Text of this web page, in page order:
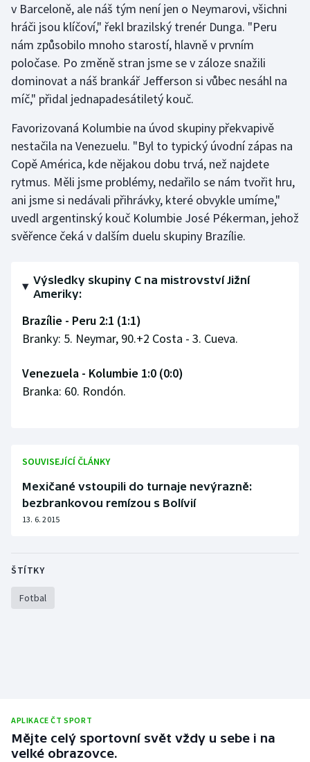
Judo
Krasobruslení
Lezení
Moderní pětiboj
Motorsport
Olympijské hry
Plavání
Plážový volejbal
Ragby
Rychlobruslení
Sportovní střelba
Stolní tenis
v Barceloně, ale náš tým není jen o Neymarovi, všichni
hráči jsou klíčoví," řekl brazilský trenér Dunga. "Peru
nám způsobilo mnoho starostí, hlavně v prvním
poločase. Po změně stran jsme se v záloze snažili
dominovat a náš brankář Jefferson si vůbec nesáhl na
míč," přidal jednapadesátiletý kouč.
Favorizovaná Kolumbie na úvod skupiny překvapivě
nestačila na Venezuelu. "Byl to typický úvodní zápas na
Copě América, kde nějakou dobu trvá, než najdete
rytmus. Měli jsme problémy, nedařilo se nám tvořit hru,
ani jsme si nedávali přihrávky, které obvykle umíme,"
uvedl argentinský kouč Kolumbie José Pékerman, jehož
svěřence čeká v dalším duelu skupiny Brazílie.
Výsledky skupiny C na mistrovství Jižní
Ameriky:
Brazílie - Peru 2:1 (1:1)
Branky: 5. Neymar, 90.+2 Costa - 3. Cueva.
Venezuela - Kolumbie 1:0 (0:0)
Branka: 60. Rondón.
SOUVISEJÍCÍ ČLÁNKY
Mexičané vstoupili do turnaje nevýrazně:
bezbrankovou remízou s Bolívií
13. 6. 2015
ŠTÍTKY
Fotbal
APLIKACE ČT SPORT
Mějte celý sportovní svět vždy u sebe i na
velké obrazovce.